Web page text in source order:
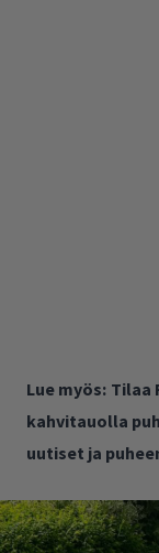
Lue myös: Tilaa
kahvitauolla
uutiset ja